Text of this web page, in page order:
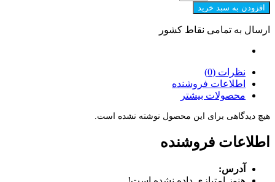
افزودن به سبد خرید
ارسال به تمامی نقاط کشور
نظرات (0)
اطلاعات فروشنده
محصولات بیشتر
هیچ دیدگاهی برای این محصول نوشته نشده است.
اطلاعات فروشنده
آدرس: